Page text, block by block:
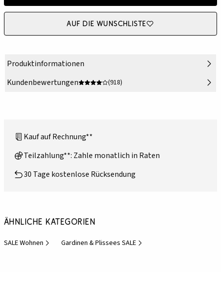
Auf die Wunschliste
Produktinformationen
Kundenbewertungen
(918)
Kauf auf Rechnung**
Teilzahlung**: Zahle monatlich in Raten
30 Tage kostenlose Rücksendung
Ähnliche Kategorien
SALE Wohnen Gardinen & Plissees SALE